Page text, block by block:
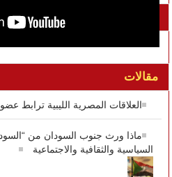
تواصل معنا على الفيسبوك
مقالات
العلاقات المصرية الليبية ترابط
ماذا ورث جنوب السودان من
السياسية والثقافية والاجتماعية